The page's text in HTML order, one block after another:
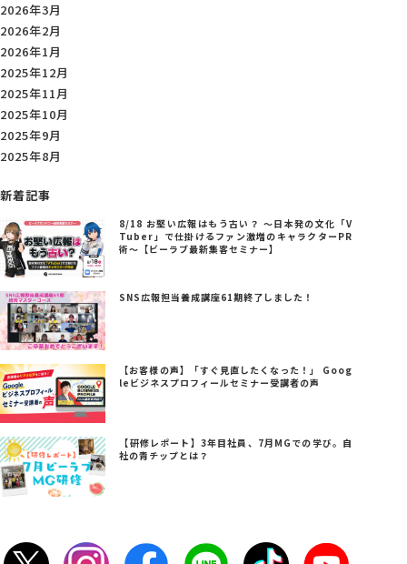
2026年3月
2026年2月
2026年1月
2025年12月
2025年11月
2025年10月
2025年9月
2025年8月
新着記事
8/18 お堅い広報はもう古い？ ～日本発の文化「V
Tuber」で仕掛けるファン激増のキャラクターPR
術～【ビーラブ最新集客セミナー】
SNS広報担当養成講座61期終了しました！
【お客様の声】「すぐ見直したくなった！」 Goog
leビジネスプロフィールセミナー受講者の声
【研修レポート】3年目社員、7月MGでの学び。自
社の青チップとは？